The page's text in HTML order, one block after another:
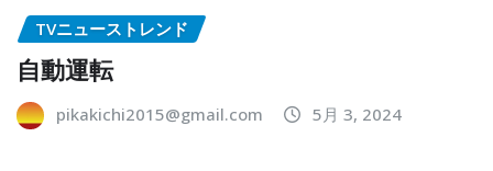
TVニューストレンド
自動運転
pikakichi2015@gmail.com 5月 3, 2024